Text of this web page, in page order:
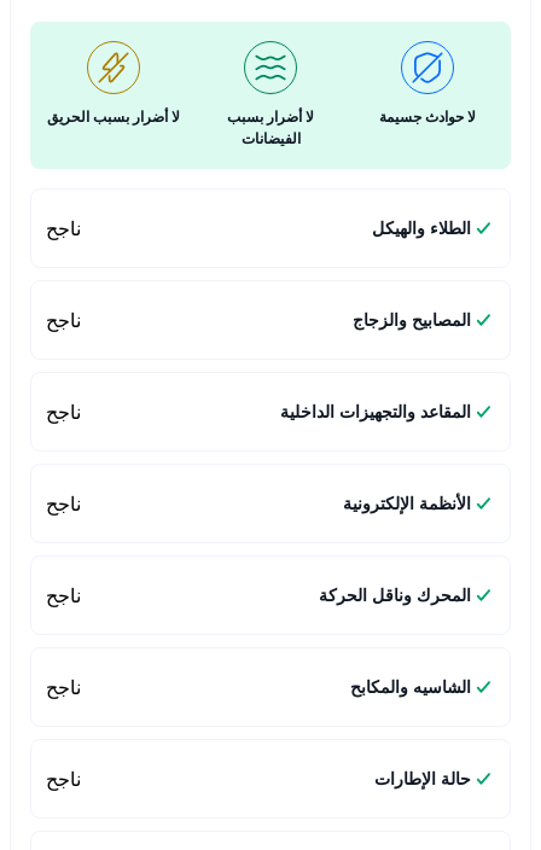
لا حوادث جسيمة
لا أضرار بسبب
الفيضانات
لا أضرار بسبب الحريق
الطلاء والهيكل ناجح
المصابيح والزجاج ناجح
المقاعد والتجهيزات الداخلية ناجح
الأنظمة الإلكترونية ناجح
المحرك وناقل الحركة ناجح
الشاسيه والمكابح ناجح
حالة الإطارات ناجح